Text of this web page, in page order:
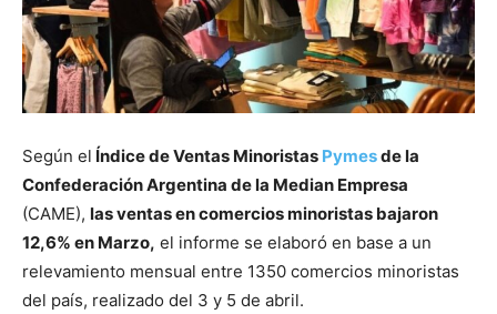
Según el Índice de Ventas Minoristas Pymesde la
Confederación Argentina de la Median Empresa
(CAME), las ventas en comercios minoristas bajaron
12,6% en Marzo, el informe se elaboró en base a un
relevamiento mensual entre 1350 comercios minoristas
del país, realizado del 3 y 5 de abril.